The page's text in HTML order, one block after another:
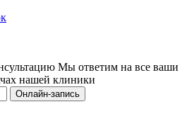
Мы ответим на все ваши
нашей клиники
Онлайн-запись